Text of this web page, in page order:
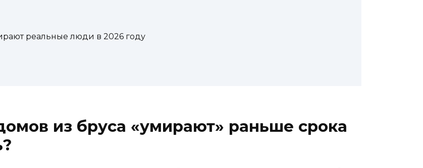
реальные люди в 2026 году
из бруса «умирают» раньше срока